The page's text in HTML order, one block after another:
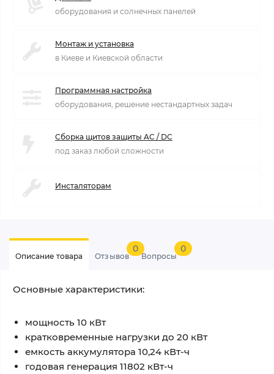
оборудования и солнечных панелей
Монтаж и установка
в Киеве и Киевской области
Программная настройка
оборудования, решение нестандартных задач
Сборка щитов защиты AC / DC
под заказ любой сложности
Инсталяторам
Описание товара Отзывов
0
Вопросы
0
Основные характеристики:
мощность 10 кВт
кратковременные нагрузки до 20 кВт
емкость аккумулятора 10,24 кВт-ч
годовая генерация 11802 кВт-ч